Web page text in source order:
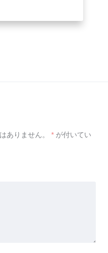
ありません。 * が付いてい